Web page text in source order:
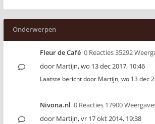
Onderwerpen
Fleur de Café 0 Reacties 35292
door Martijn,wo 13 dec 2017, 10:46
Laatste bericht door Martijn, wo 13 dec
Nivona.nl 0 Reacties 17900
door Martijn,vr 17 okt 2014, 19:38